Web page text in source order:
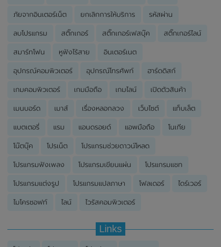
ภัยจากอินเตอร์เน็ต ยกเลิกการให้บริการ รหัสผ่าน
ลบโปรแกรม สติ๊กเกอร์ สติ๊กเกอร์เฟสบุ๊ค สติ๊กเกอร์ไลน์
สมาร์ทโฟน หูฟังไร้สาย อินเตอร์เนต
อุปกรณ์คอมพิวเตอร์ อุปกรณ์โทรศัพท์ ฮาร์ดดิสก์
เกมคอมพิวเตอร์ เกมมือถือ เกมไลน์ เปิดตัวสินค้า
เมนบอร์ด เมาส์ เรื่องหลอกลวง เว็บไซต์ แท็บเล็ต
แบตเตอรี่ แรม แอนดรอยด์ แอพมือถือ โนเกีย
โน๊ตบุ๊ค โปรเน็ต โปรแกรมช่วยดาวน์โหลด
โปรแกรมฟังเพลง โปรแกรมเขียนแผ่น โปรแกรมแชท
โปรแกรมแต่งรูป โปรแกรมแปลภาษา โฟลเดอร์ ไดร์เวอร์
ไมโครซอฟท์ ไลน์ ไวรัสคอมพิวเตอร์
Links